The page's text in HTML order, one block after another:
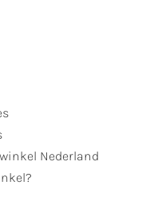
Nederland